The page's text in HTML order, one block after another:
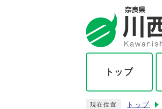
トップ
現在位置 トップ